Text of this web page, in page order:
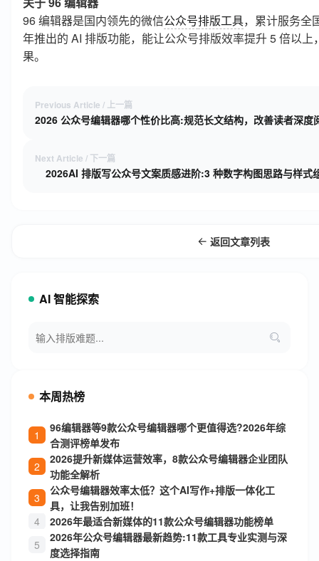
96 编辑器是国内领先的微信公众号排版工具，累计服务全
年推出的 AI 排版功能，能让公众号排版效率提升 5 倍以
果。
Previous Article / 上一篇
Next Article / 下一篇
2026AI 排版写公众号文案质感进阶:3 种数字构图思路与样式
返回文章列表
AI 智能探索
本周热榜
96编辑器等9款公众号编辑器哪个更值得选?2026年综
合测评榜单发布
2026提升新媒体运营效率，8款公众号编辑器企业团队
功能全解析
公众号编辑器效率太低？这个AI写作+排版一体化工
具，让我告别加班！
2026年最适合新媒体的11款公众号编辑器功能榜单
2026年公众号编辑器最新趋势:11款工具专业实测与深
度选择指南